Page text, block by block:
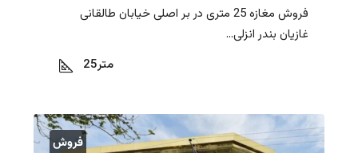
فروش مغازه 25 متری در بر اصلی خیابان طالقانی
غازیان بندر انزلی...
25متر
فروش